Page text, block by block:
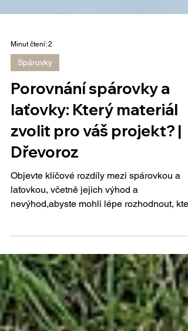
Minut čtení: 2
Spárovky
Porovnání spárovky a
laťovky: Který materiál
zvolit pro váš projekt? |
Dřevoroz
Objevte klíčové rozdíly mezi spárovkou a